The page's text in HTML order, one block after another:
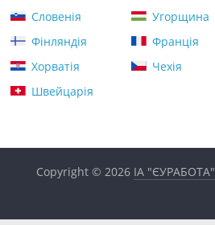
Словенія
Угорщина
Фінляндія
Франція
Хорватія
Чехія
Швейцарія
Copyright © 2026 ІА "ЄУРАБОТА"